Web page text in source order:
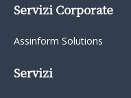
Servizi Corporate
Assinform Solutions
Servizi